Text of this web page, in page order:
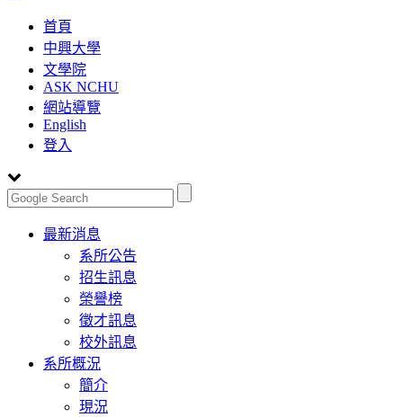
首頁
中興大學
文學院
ASK NCHU
網站導覽
English
登入
Toggle
navigation
最新消息
系所公告
招生訊息
榮譽榜
徵才訊息
校外訊息
系所概況
簡介
現況